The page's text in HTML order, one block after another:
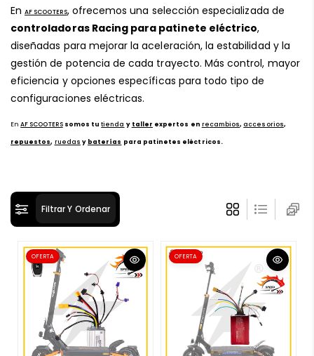
c
i
ó
n
:
EnAF SCOOTERS, ofrecemos una selección especializada de
controladoras Racing para patinete eléctrico,
diseñadas para mejorar la aceleración, la estabilidad y la
gestión de potencia de cada trayecto. Más control, mayor
eficiencia y opciones específicas para todo tipo de
configuraciones eléctricas.
EnAF SCOOTERS somos tutienda y taller expertos en recambios, accesorios,
repuestos, ruedas y baterías para patinetes eléctricos.
Filtrar Y Ordenar
OFERTA OFERTA